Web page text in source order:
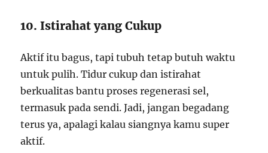
10. Istirahat yang Cukup
Aktif itu bagus, tapi tubuh tetap butuh waktu
untuk pulih. Tidur cukup dan istirahat
berkualitas bantu proses regenerasi sel,
termasuk pada sendi. Jadi, jangan begadang
terus ya, apalagi kalau siangnya kamu super
aktif.